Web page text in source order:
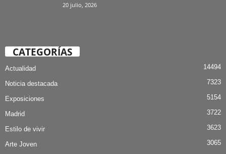
20 julio, 2026
CATEGORÍAS
Actualidad 14494
Noticia destacada 7323
Exposiciones 5154
Madrid 3722
Estilo de vivir 3623
Arte Joven
3065